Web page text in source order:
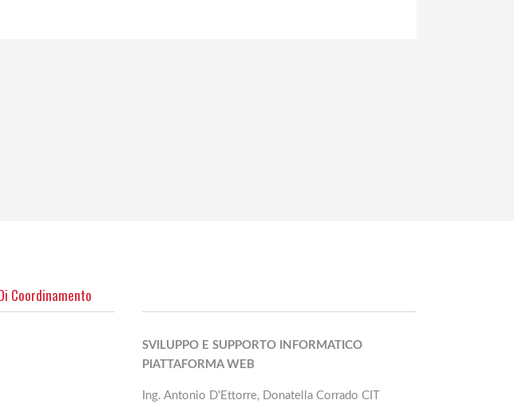
Coordinamento
SVILUPPO E SUPPORTO INFORMATICO
PIATTAFORMA WEB
Ing. Antonio D'Ettorre, Donatella Corrado CIT